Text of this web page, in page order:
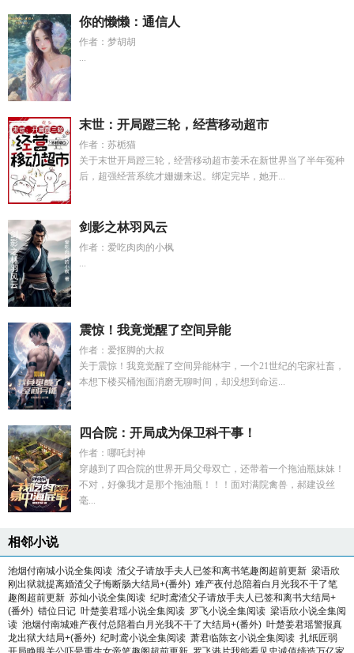
你的懒懒：通信人
作者：梦胡胡
...
末世：开局蹬三轮，经营移动超市
作者：苏栀猫
关于末世开局蹬三轮，经营移动超市姜禾在新世界当了半年冤种
后，超强经营系统才姗姗来迟。绑定完毕，她开...
剑影之林羽风云
作者：爱吃肉肉的小枫
...
震惊！我竟觉醒了空间异能
作者：爱抠脚的大叔
关于震惊！我竟觉醒了空间异能林宇，一个21世纪的宅家社畜，
本想下楼买桶泡面消磨无聊时间，却没想到命运...
四合院：开局成为保卫科干事！
作者：哪吒封神
穿越到了四合院的世界开局父母双亡，还带着一个拖油瓶妹妹！
不对，好像我才是那个拖油瓶！！！面对满院禽兽，郝建设丝
毫...
相邻小说
池烟付南城小说全集阅读 渣父子请放手夫人已签和离书笔趣阁超前更新 梁语欣
刚出狱就提离婚渣父子悔断肠大结局+(番外) 难产夜付总陪着白月光我不干了笔
趣阁超前更新 苏灿小说全集阅读 纪时鸢渣父子请放手夫人已签和离书大结局+
(番外) 错位日记 叶楚姜君瑶小说全集阅读 罗飞小说全集阅读 梁语欣小说全集阅
读 池烟付南城难产夜付总陪着白月光我不干了大结局+(番外) 叶楚姜君瑶警报真
龙出狱大结局+(番外) 纪时鸢小说全集阅读 萧君临陈玄小说全集阅读 扎纸匠弱